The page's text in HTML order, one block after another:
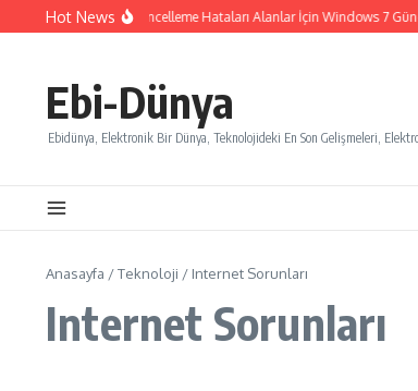
İçeriğe atlaHot News
Windows 7 Güncelleme Hataları Alanlar İçin Windows 7
Ebi-Dünya
Ebidünya, Elektronik Bir Dünya, Teknolojideki En Son Gelişmeleri,
Anasayfa /Teknoloji / Internet Sorunları
Internet Sorunları